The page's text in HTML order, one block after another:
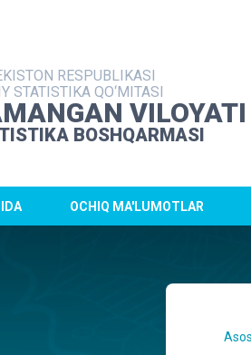
RESPUBLIKASI
STATISTIKA QO‘MITASI
VILOYATI
BOSHQARMASI
OCHIQ MA'LUMOTLAR